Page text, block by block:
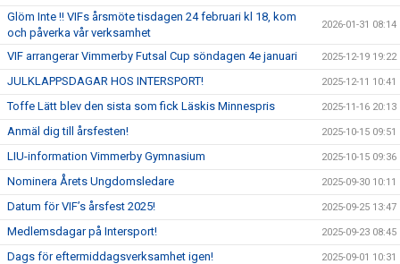
Glöm Inte !! VIFs årsmöte tisdagen 24 februari kl 18, kom
och påverka vår verksamhet
2026-01-31 08:14
VIF arrangerar Vimmerby Futsal Cup söndagen 4e januari 2025-12-19 19:22
JULKLAPPSDAGAR HOS INTERSPORT! 2025-12-11 10:41
Toffe Lätt blev den sista som fick Läskis Minnespris 2025-11-16 20:13
Anmäl dig till årsfesten! 2025-10-15 09:51
LIU-information Vimmerby Gymnasium 2025-10-15 09:36
Nominera Årets Ungdomsledare 2025-09-30 10:11
Datum för VIF’s årsfest 2025! 2025-09-25 13:47
Medlemsdagar på Intersport! 2025-09-23 08:45
Dags för eftermiddagsverksamhet igen! 2025-09-01 10:31